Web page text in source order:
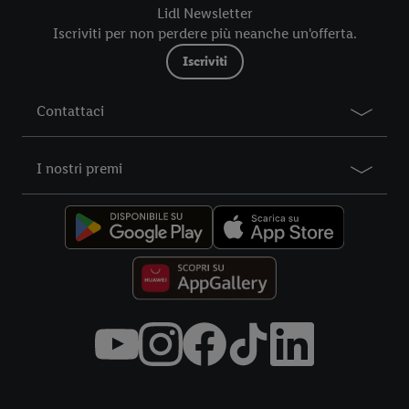
Lidl Newsletter
Iscriviti per non perdere più neanche un'offerta.
Iscriviti
Contattaci
I nostri premi
futuro, sono disponibili nella nostra
nostre informazioni legali sono consultabili qui.